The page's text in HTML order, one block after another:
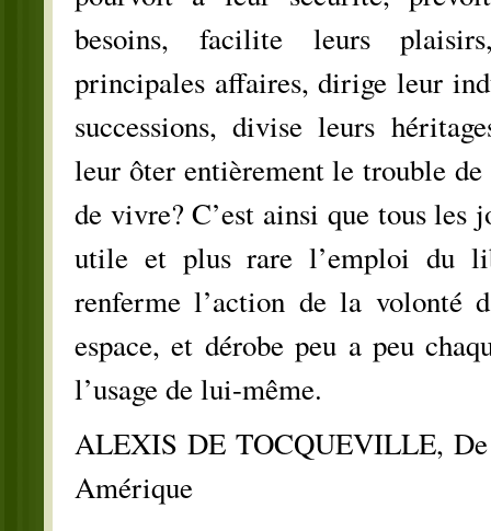
besoins, facilite leurs
principales affaires, dirige leur
successions, divise leurs
leur ôter entièrement le trouble de
de vivre? C’est ainsi que tous les
utile et plus rare l’emploi du
renferme l’action de la volonté
espace, et dérobe peu a peu
l’usage de lui-même.
ALEXIS DE TOCQUEVILLE,
Amérique